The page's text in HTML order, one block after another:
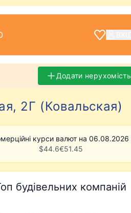
Додати нерухомість
2Г (Ковальская)
курси валют на 06.08.2026
$44.6€51.45
будівельних компаній